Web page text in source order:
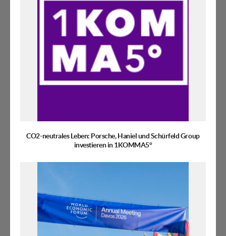
CO2-neutrales Leben: Porsche, Haniel und Schürfeld Group
investieren in 1KOMMA5°